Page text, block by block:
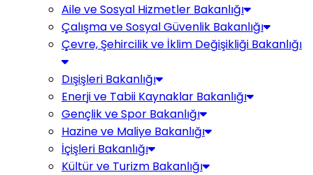
Aile ve Sosyal Hizmetler Bakanlığı
Çalışma ve Sosyal Güvenlik Bakanlığı
Çevre, Şehircilik ve İklim Değişikliği Bakanlığı
Dışişleri Bakanlığı
Enerji ve Tabii Kaynaklar Bakanlığı
Gençlik ve Spor Bakanlığı
Hazine ve Maliye Bakanlığı
İçişleri Bakanlığı
Kültür ve Turizm Bakanlığı